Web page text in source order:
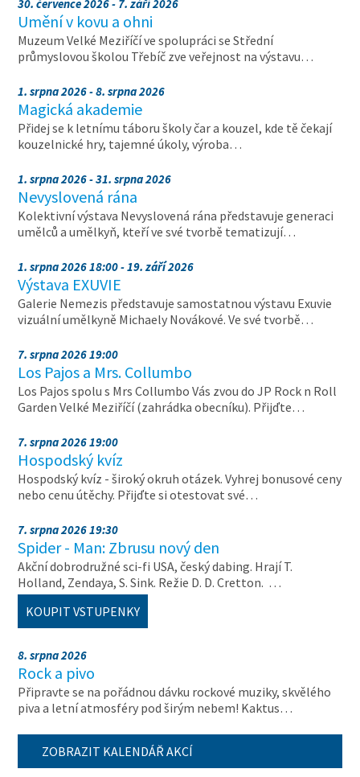
30. července 2026 - 7. září 2026
Umění v kovu a ohni
Muzeum Velké Meziříčí ve spolupráci se Střední
průmyslovou školou Třebíč zve veřejnost na výstavu…
1. srpna 2026 - 8. srpna 2026
Magická akademie
Přidej se k letnímu táboru školy čar a kouzel, kde tě čekají
kouzelnické hry, tajemné úkoly, výroba…
1. srpna 2026 - 31. srpna 2026
Nevyslovená rána
Kolektivní výstava Nevyslovená rána představuje generaci
umělců a umělkyň, kteří ve své tvorbě tematizují…
1. srpna 2026 18:00 - 19. září 2026
Výstava EXUVIE
Galerie Nemezis představuje samostatnou výstavu Exuvie
vizuální umělkyně Michaely Novákové. Ve své tvorbě…
7. srpna 2026 19:00
Los Pajos a Mrs. Collumbo
Los Pajos spolu s Mrs Collumbo Vás zvou do JP Rock n Roll
Garden Velké Meziříčí (zahrádka obecníku). Přijďte…
7. srpna 2026 19:00
Hospodský kvíz
Hospodský kvíz - široký okruh otázek. Vyhrej bonusové ceny
nebo cenu útěchy. Přijďte si otestovat své…
7. srpna 2026 19:30
Spider - Man: Zbrusu nový den
Akční dobrodružné sci-fi USA, český dabing. Hrají T.
Holland, Zendaya, S. Sink. Režie D. D. Cretton. …
KOUPIT VSTUPENKY
8. srpna 2026
Rock a pivo
Připravte se na pořádnou dávku rockové muziky, skvělého
piva a letní atmosféry pod širým nebem! Kaktus…
ZOBRAZIT KALENDÁŘ AKCÍ